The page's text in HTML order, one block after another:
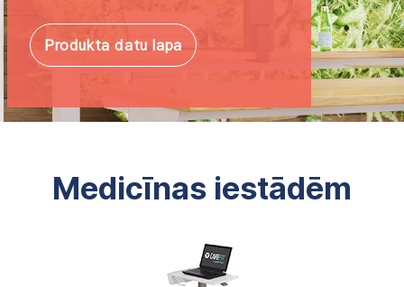
Produkta datu lapa
Medicīnas iestādēm